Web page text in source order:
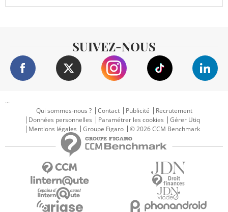
SUIVEZ-NOUS
...
Qui sommes-nous ?
Contact Publicité
Recrutement
Données personnelles
Paramétrer les cookies
Gérer Utiq
Mentions légales
Groupe Figaro © 2026 CCM Benchmark